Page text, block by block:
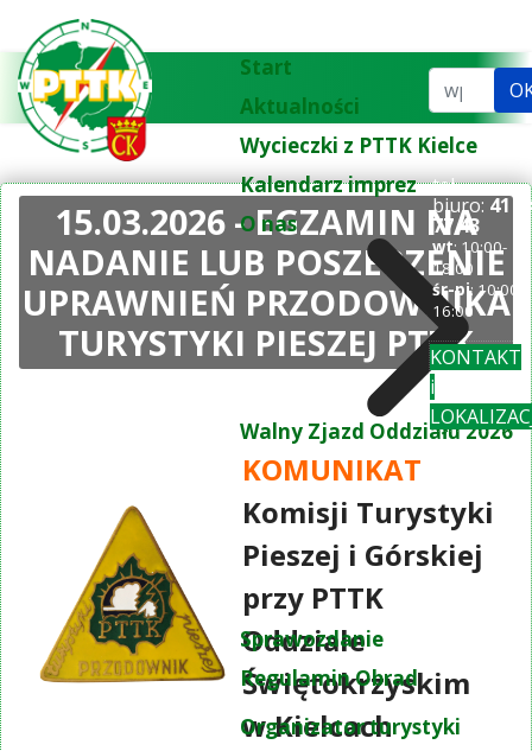
Start
Aktualności
Wycieczki z PTTK Kielce
Kalendarz imprez
O nas
Walny Zjazd Oddziału 2026
Sprawozdanie
Regulamin Obrad
Organizator turystyki
Szukaj...
tel.
biuro: 41
77 43
wt: 10:00-
18:00
śr-pi: 10:00-
16:00
KONTAKT
i
15.03.2026 - EGZAMIN NA
NADANIE LUB POSZERZENIE
UPRAWNIEŃ PRZODOWNIKA
TURYSTYKI PIESZEJ PTTK
KOMUNIKAT
Komisji Turystyki
Pieszej i Górskiej
przy PTTK
Oddziale
Świętokrzyskim
w Kielcach